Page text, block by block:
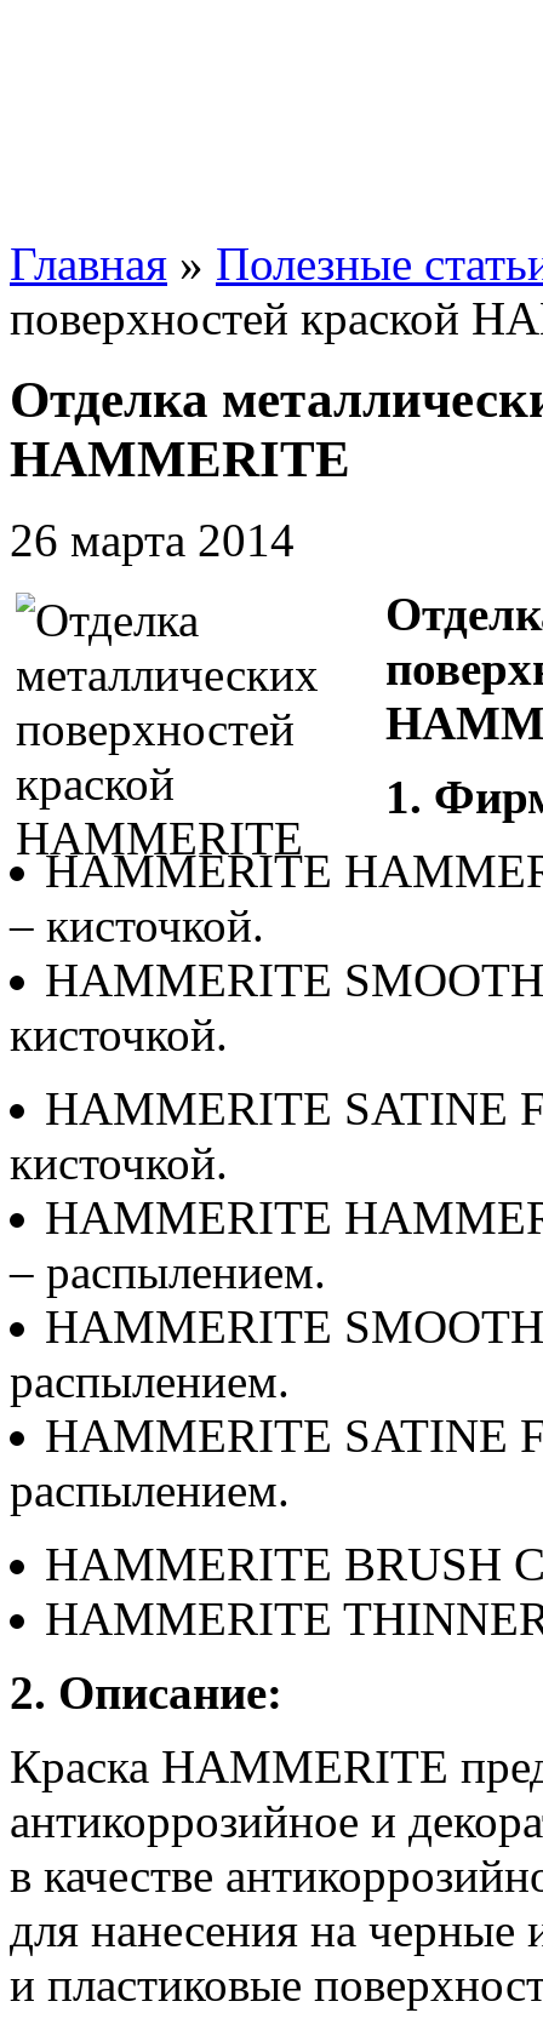
Главная » Полезные
поверхностей краской
Отделка
HAMMERITE
26 марта 2014
1.
HAMMERITE
– кисточкой.
HAMMERITE
кисточкой.
HAMMERITE SATINE
кисточкой.
HAMMERITE
– распылением.
HAMMERITE
распылением.
HAMMERITE SATINE
распылением.
HAMMERITE BRUSH
HAMMERITE
2. Описание:
Краска HAMMERITE
антикоррозийное и
в качестве
для нанесения на черные
и пластиковые